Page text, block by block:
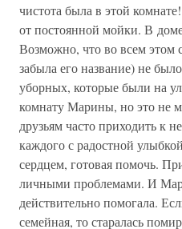
чистота была в этой
от постоянной мойки. В
Возможно, что во всем этом
забыла его название) не
уборных, которые были на
комнату Марины, но это не
друзьям часто приходить к
каждого с радостной
сердцем, готовая помочь.
личными проблемами. И
действительно помогала.
семейная, то старалась